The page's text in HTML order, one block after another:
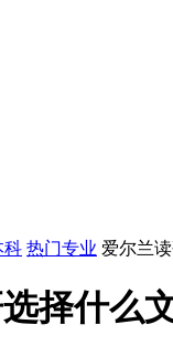
科 热门专业 爱尔兰
择什么